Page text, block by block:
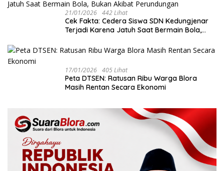
21/01/2026 442 Lihat
Cek Fakta: Cedera Siswa SDN Kedungjenar
Terjadi Karena Jatuh Saat Bermain Bola,
17/01/2026 405 Lihat
‎Peta DTSEN: Ratusan Ribu Warga Blora
Masih Rentan Secara Ekonomi